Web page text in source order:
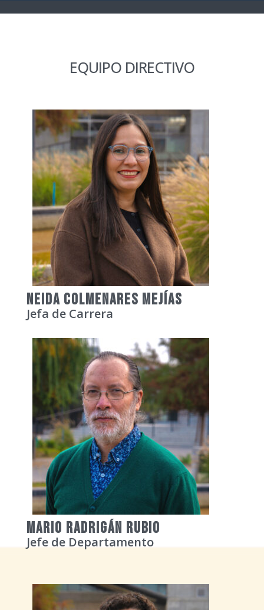
EQUIPO DIRECTIVO
NEIDA COLMENARES mEJÍAS
Jefa de Carrera
Mario Radrigán Rubio
Jefe de Departamento